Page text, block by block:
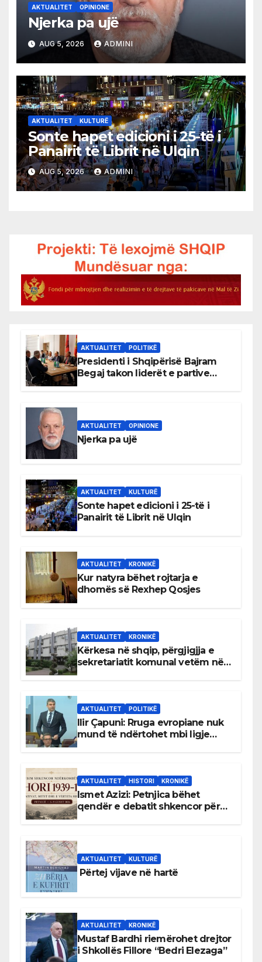
AKTUALITET OPINIONE
Njerka pa ujë
AUG 5, 2026 ADMINI
AKTUALITET KULTURË
Sonte hapet edicioni i 25-të i
Panairit të Librit në Ulqin
AUG 5, 2026 ADMINI
AKTUALITET POLITIKË
Presidenti i Shqipërisë Bajram
Begaj takon liderët e partive
AKTUALITET OPINIONE
Njerka pa ujë
AKTUALITET KULTURË
Sonte hapet edicioni i 25-të i
Panairit të Librit në Ulqin
AKTUALITET KRONIKË
Kur natyra bëhet rojtarja e
dhomës së Rexhep Qosjes
AKTUALITET KRONIKË
Kërkesa në shqip, përgjigjja e
sekretariatit komunal vetëm në
AKTUALITET POLITIKË
Ilir Çapuni: Rruga evropiane nuk
mund të ndërtohet mbi ligje
AKTUALITET HISTORI KRONIKË
Ismet Azizi: Petnjica bëhet
qendër e debatit shkencor për
AKTUALITET KULTURË
Përtej vijave në hartë
AKTUALITET KRONIKË
Mustaf Bardhi riemërohet drejtor
i Shkollës Fillore “Bedri Elezaga”